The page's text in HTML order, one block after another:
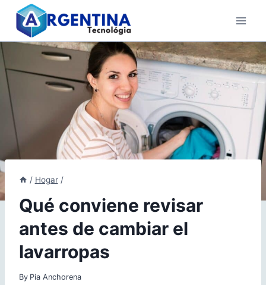
Skip
content
/ Hogar /
Qué conviene revisar
antes de cambiar el
lavarropas
By Pia Anchorena